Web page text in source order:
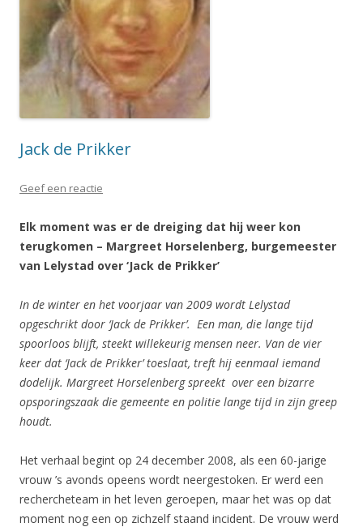
Jack de Prikker
Geef een reactie
Elk moment was er de dreiging dat hij weer kon
terugkomen – Margreet Horselenberg, burgemeester
van Lelystad over ‘Jack de Prikker’
In de winter en het voorjaar van 2009 wordt Lelystad
opgeschrikt door ‘Jack de Prikker’. Een man, die lange tijd
spoorloos blijft, steekt willekeurig mensen neer. Van de vier
keer dat ‘Jack de Prikker’ toeslaat, treft hij eenmaal iemand
dodelijk. Margreet Horselenberg spreekt over een bizarre
opsporingszaak die gemeente en politie lange tijd in zijn greep
houdt.
Het verhaal begint op 24 december 2008, als een 60-jarige
vrouw ’s avonds opeens wordt neergestoken. Er werd een
rechercheteam in het leven geroepen, maar het was op dat
moment nog een op zichzelf staand incident. De vrouw werd